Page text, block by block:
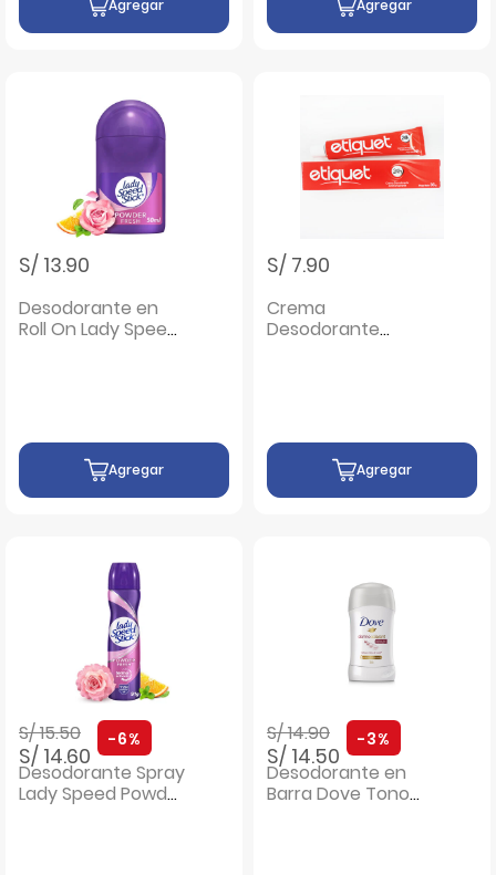
Agregar Agregar
S/ 13.90
Desodorante en
Roll On Lady Speed
Agregar
S/ 7.90
Crema
Desodorante
Agregar
Precio rebajado de
S/ 15.50a
S/ 14.60
-6%
Desodorante Spray
Lady Speed Powder
Precio rebajado de
S/ 14.90a
S/ 14.50
-3%
Desodorante en
Barra Dove Tono